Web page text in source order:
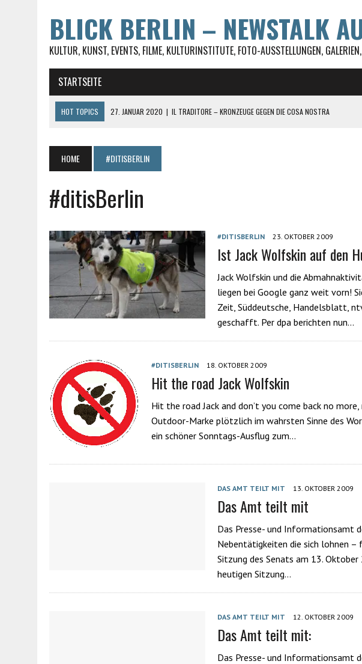
BLICK BERLIN – NEWSTALK
KULTUR, KUNST, EVENTS, FILME, KULTURINSTITUTE, FOTO-AUSSTELLUNGEN,
STARTSEITE
HOT TOPICS 27. JANUAR 2020 | IL TRADITORE – KRONZEUGE GEGEN DIE COSA NOSTRA
28. FEBRUAR 2017 | #UNRUSHYOURWORLD AUF DEM SPIRIT OF ISTANBUL FESTIVAL
30. MAI 2021 | DIE SOPHIENSTRASSE IN BERLIN-MITTE
HOME #DITISBERLIN
#ditisBerlin
#DITISBERLIN 23. OKTOBER 2009
Ist Jack Wolfskin auf den
Jack Wolfskin und die
liegen bei Google ganz weit vorn!
Zeit, Süddeutsche, Handelsblatt,
geschafft. Per dpa berichten nun…
#DITISBERLIN 18. OKTOBER 2009
Hit the road Jack Wolfskin
Hit the road Jack and don’t you come back no
Outdoor-Marke plötzlich im wahrsten Sinne des
ein schöner Sonntags-Ausflug zum…
DAS AMT TEILT MIT 13. OKTOBER 2009
Das Amt teilt mit
Das Presse- und Informationsamt
Nebentätigkeiten die sich lohnen –
Sitzung des Senats am 13.
heutigen Sitzung…
DAS AMT TEILT MIT 12. OKTOBER 2009
Das Amt teilt mit:
Das Presse- und Informationsamt